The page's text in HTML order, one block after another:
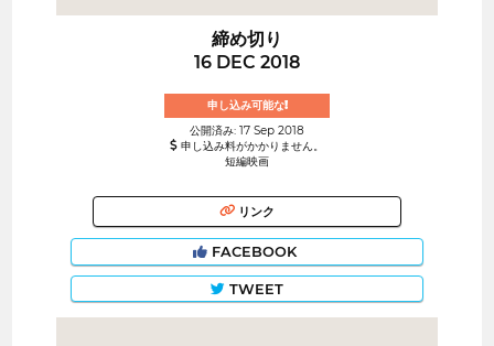
締め切り
16 DEC 2018
申し込み可能な!
公開済み: 17 Sep 2018
申し込み料がかかりません。
短編映画
リンク
FACEBOOK
TWEET